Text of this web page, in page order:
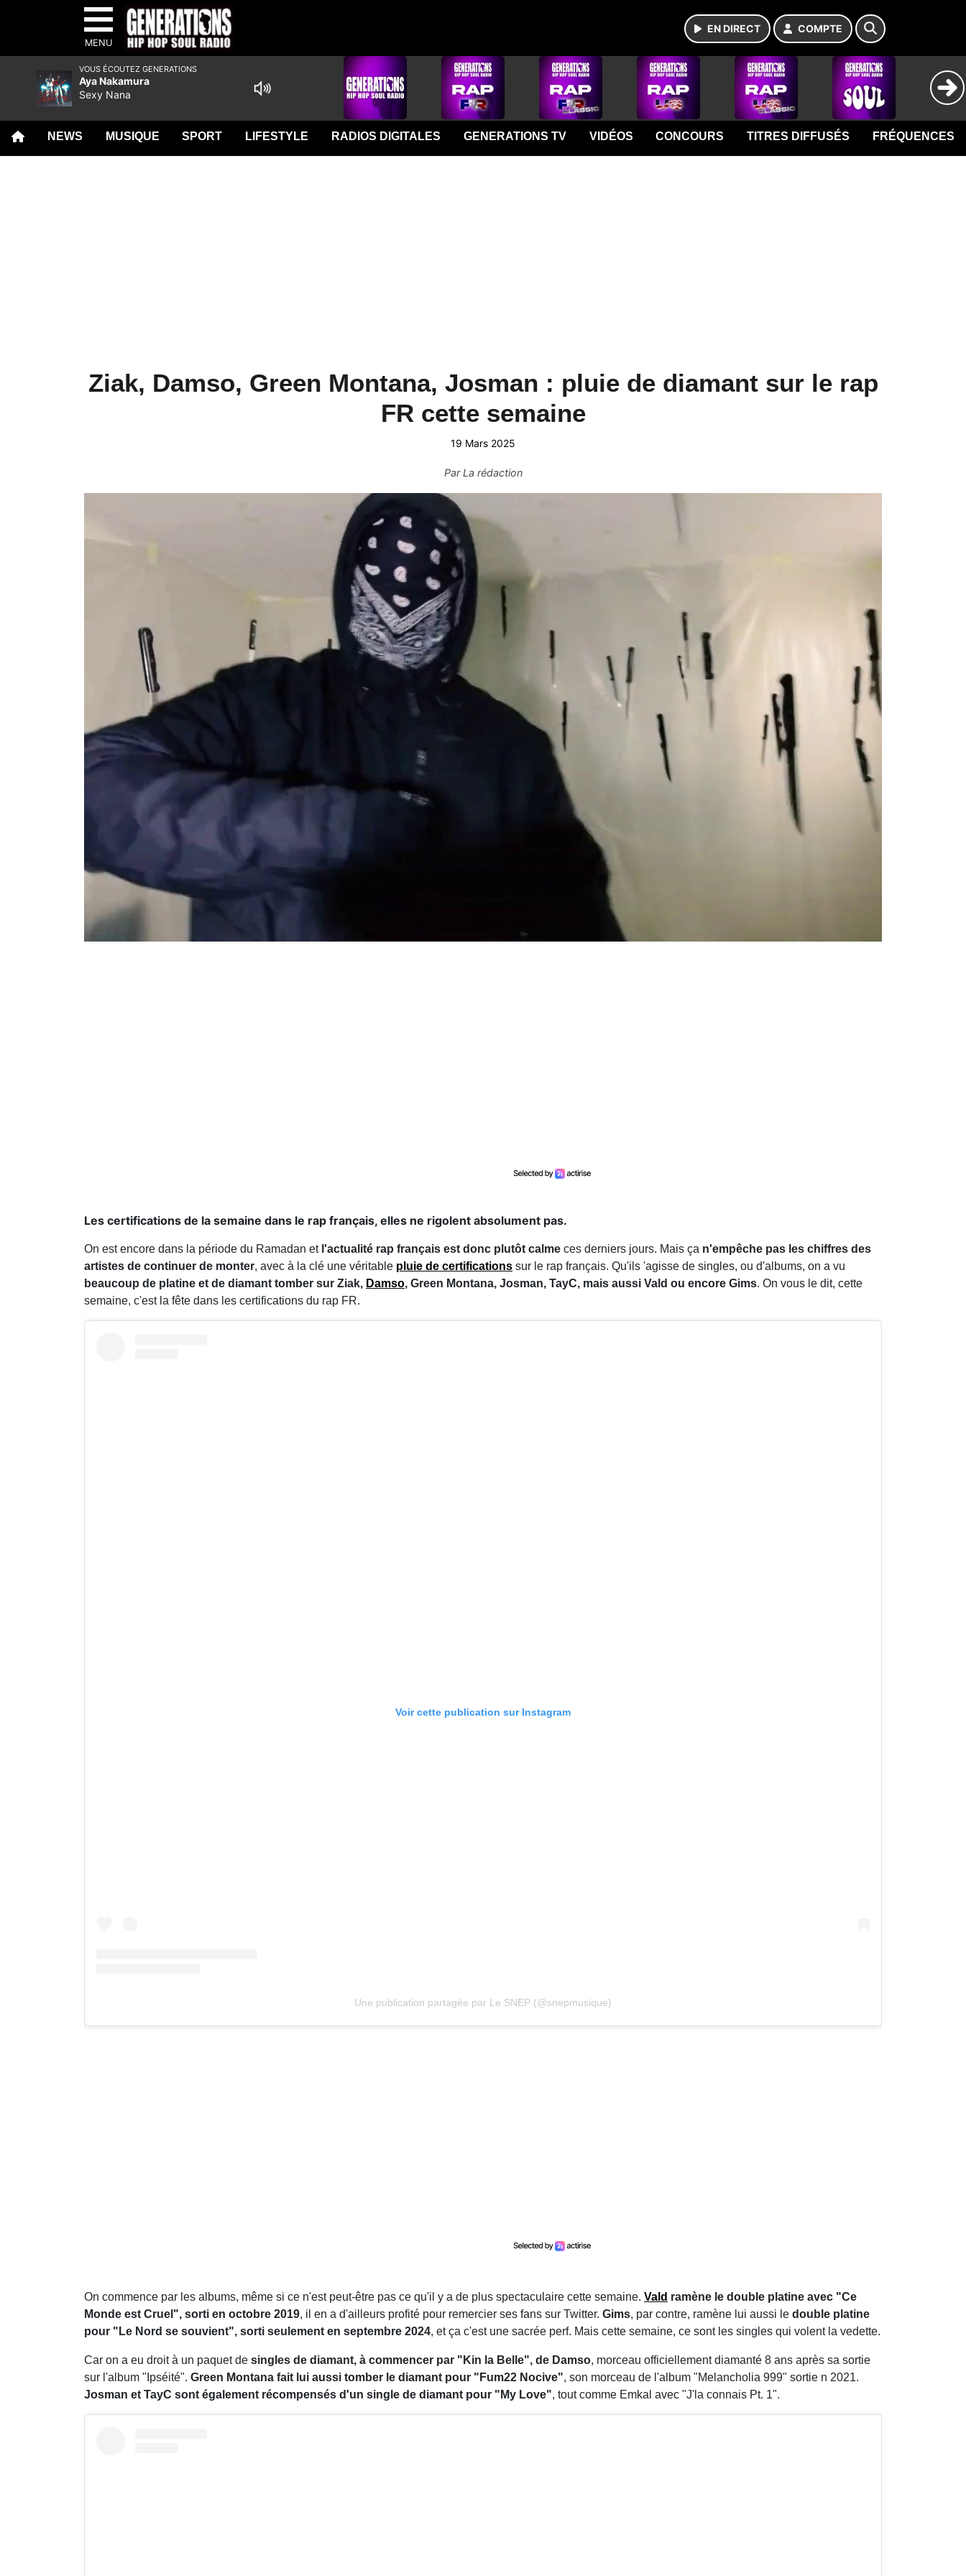
MENU
EN DIRECT COMPTE
NEWS MUSIQUE SPORT LIFESTYLE RADIOS DIGITALES GENERATIONS TV VIDÉOS CONCOURS TITRES DIFFUSÉS FRÉQUENCES
Ziak, Damso, Green Montana, Josman : pluie de diamant sur le rap
FR cette semaine
19 Mars 2025
ParLa rédaction
Les certifications de la semaine dans le rap français, elles ne rigolent absolument pas.
On est encore dans la période du Ramadan et l'actualité rap français est donc plutôt calme ces derniers jours. Mais ça n'empêche pas les chiffres des
artistes de continuer de monter, avec à la clé une véritable pluie de certifications sur le rap français. Qu'ils 'agisse de singles, ou d'albums, on a vu
beaucoup de platine et de diamant tomber sur Ziak, Damso, Green Montana, Josman, TayC, mais aussi Vald ou encore Gims. On vous le dit, cette
semaine, c'est la fête dans les certifications du rap FR.
Voir cette publication sur Instagram
Une publication partagée par Le SNEP (@snepmusique)
On commence par les albums, même si ce n'est peut-être pas ce qu'il y a de plus spectaculaire cette semaine. Vald ramène le double platine avec "Ce
Monde est Cruel", sorti en octobre 2019, il en a d'ailleurs profité pour remercier ses fans sur Twitter. Gims, par contre, ramène lui aussi le double platine
pour "Le Nord se souvient", sorti seulement en septembre 2024, et ça c'est une sacrée perf. Mais cette semaine, ce sont les singles qui volent la vedette.
Car on a eu droit à un paquet de singles de diamant, à commencer par "Kin la Belle", de Damso, morceau officiellement diamanté 8 ans après sa sortie
sur l'album "Ipséité". Green Montana fait lui aussi tomber le diamant pour "Fum22 Nocive", son morceau de l'album "Melancholia 999" sortie n 2021.
Josman et TayC sont également récompensés d'un single de diamant pour "My Love", tout comme Emkal avec "J'la connais Pt. 1".
VOUS ÉCOUTEZ GENERATIONS
Aya Nakamura
Sexy Nana